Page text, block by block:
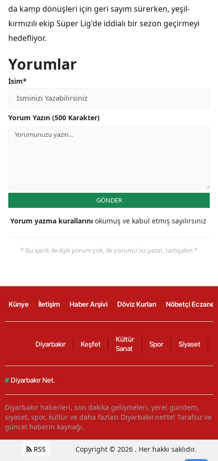
da kamp dönüşleri için geri sayım sürerken, yeşil-
kırmızılı ekip Süper Lig'de iddialı bir sezon geçirmeyi
hedefliyor.
Yorumlar
İsim*
Yorum Yazın (500 Karakter)
GÖNDER
Yorum yazma kurallarını okumuş ve kabul etmiş sayılırsınız
* Bu içerik ile ilgili yorum yok, ilk yorumu siz yazın, tartışalım *
Künye İletişim Haber Arşivi Döviz Kurları Nöbetçi
Diyarbakır Keşfet
Kültür
Sanat
Spor Siyaset
# Diyarbakır Net.
Diyarbakır haberleri, son dakika gelişmeleri, yerel gündem,
siyaset, spor, kültür ve daha fazlası Diyarbakir.net’te! Tarafsız ve
güncel haberin kaynağı.
RSS Copyright © 2026 . Her hakkı saklıdır.